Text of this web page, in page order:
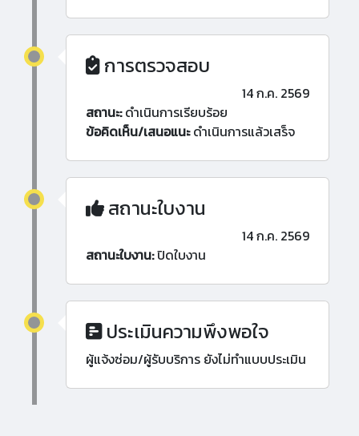
การตรวจสอบ
14 ก.ค. 2569
สถานะ:ดำเนินการเรียบร้อย
ข้อคิดเห็น/เสนอแนะดำเนินการแล้วเสร็จ
สถานะใบงาน
14 ก.ค. 2569
สถานะใบงาน:ปิดใบงาน
ประเมินความพึงพอใจ
ผู้แจ้งซ่อม/ผู้รับบริการ ยังไม่ทำแบบประเมิน